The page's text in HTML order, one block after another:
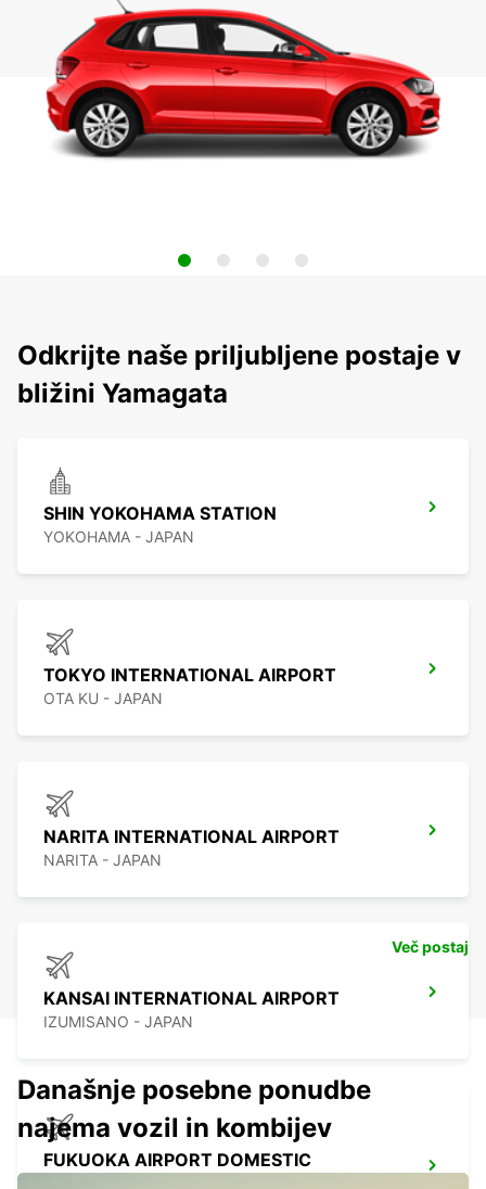
Odkrijte naše priljubljene postaje v
bližini Yamagata
SHIN YOKOHAMA STATION
YOKOHAMA - JAPAN
TOKYO INTERNATIONAL AIRPORT
OTA KU - JAPAN
NARITA INTERNATIONAL AIRPORT
NARITA - JAPAN
KANSAI INTERNATIONAL AIRPORT
IZUMISANO - JAPAN
FUKUOKA AIRPORT DOMESTIC
Več postaj
Današnje posebne ponudbe
najema vozil in kombijev